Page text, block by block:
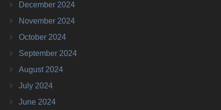
December 2024
November 2024
October 2024
September 2024
August 2024
July 2024
June 2024